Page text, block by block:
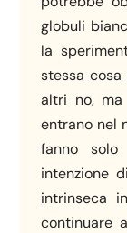
globuli
la
stessa
altri no,
entrano nel
fanno
intenzione
intrinseca
continuare